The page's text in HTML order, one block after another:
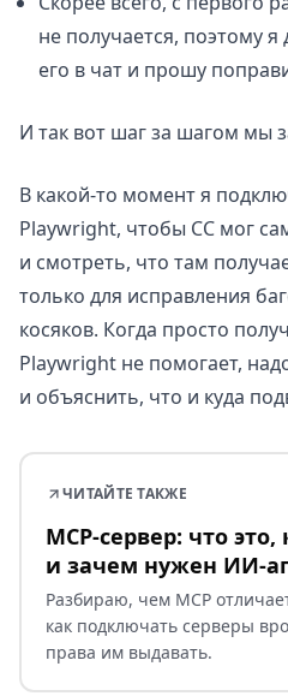
не получается, поэтому
его в чат и прошу
И так вот шаг за шагом мы
В какой-то момент я
Playwright, чтобы CC мог
и смотреть, что там
только для исправления
косяков. Когда просто
Playwright не помогает,
и объяснить, что и куда
ЧИТАЙТЕ ТАКЖЕ
MCP-сервер: что
и зачем нужен ИИ-
Разбираю, чем MCP
как подключать серверы
права им выдавать.